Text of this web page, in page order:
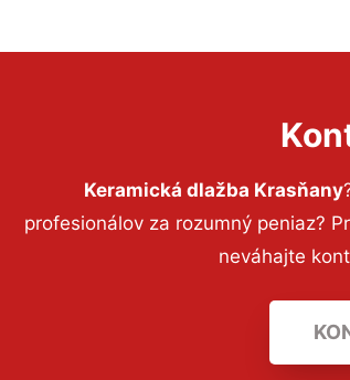
Keramická dlažba Krasňany
profesionálov za rozumný peniaz?
neváhajte